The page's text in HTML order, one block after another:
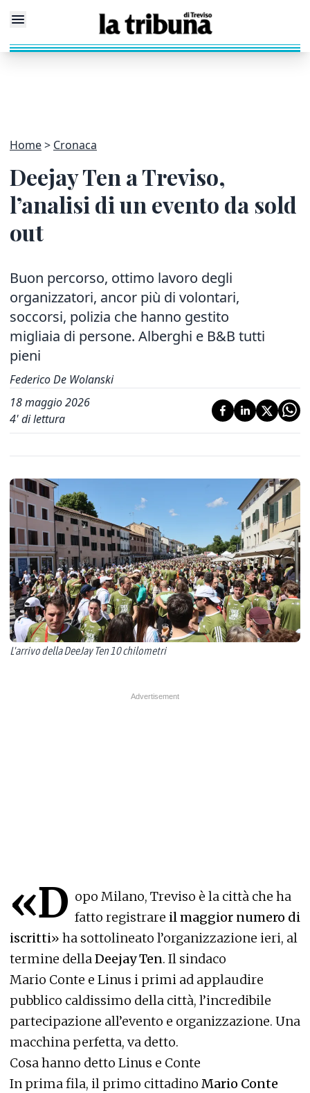
Home Cronaca
Deejay Ten a Treviso,
l’analisi di un evento da sold
out
Buon percorso, ottimo lavoro degli
organizzatori, ancor più di volontari,
soccorsi, polizia che hanno gestito
migliaia di persone. Alberghi e B&B tutti
pieni
Federico De Wolanski
18 maggio 2026
4' di lettura
L'arrivo della DeeJay Ten 10 chilometri
«D opo Milano, Treviso è la città che ha
fatto registrare il maggior numero di
iscritti» ha sottolineato l’organizzazione ieri, al
termine dellaDeejay Ten. Il sindaco
Mario Conte e Linus i primi ad applaudire
pubblico caldissimo della città, l’incredibile
partecipazione all’evento e organizzazione. Una
macchina perfetta, va detto.
Cosa hanno detto Linus e Conte
In prima fila, il primo cittadino Mario Conte